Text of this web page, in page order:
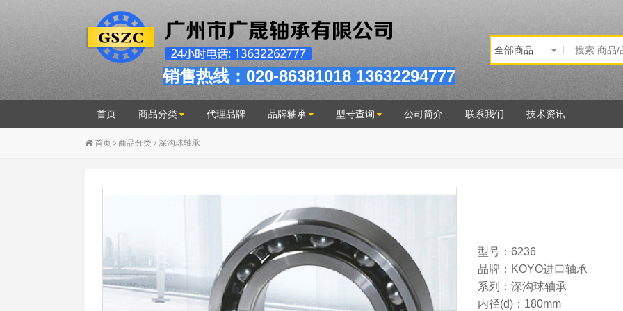
销售热线：020-86381018 13632294777
首页 商品分类 代理品牌 品牌轴承 型号查询 公司简介 联系我们 技术资讯
首页 商品分类 深沟球轴承
型号：6236
品牌：KOYO进口轴承
系列：深沟球轴承
内径(d)：180mm